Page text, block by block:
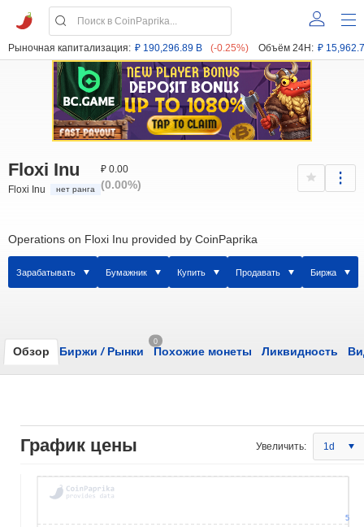
Рыночная капитализация: ₽ 190,296.89 B (-0.25%) Объём 24H: ₽
Floxi Inu
Floxi Inu нет ранга
₽ 0.00
(0.00%)
Operations on Floxi Inu provided by CoinPaprika
Зарабатывать Бумажник Купить Продавать Биржа
Обзор Биржи /Рынки
0
Похожие монеты Ликвидность
График цены Увеличить: 1d
5